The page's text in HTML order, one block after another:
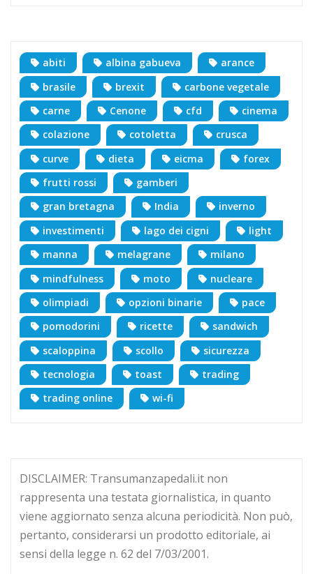
abiti albina gabueva
arance
brasile
brexit
carbone vegetale
carne
Cenone cfd
cinema
colazione
cotoletta
crusca
curve
dieta eicma
forex
frutti rossi
gamberi
gran bretagna
India
inverno
investimenti
lago dei cigni
light
manna
melagrane
milano
mindfulness
moto
nucleare
olimpiadi
opzioni binarie
pace
pomodorini
ricette
sandwich
scaloppina
scollo
sicurezza
tecnologia
toast
trading
trading online
wi-fi
DISCLAIMER: Transumanzapedali.it non
rappresenta una testata giornalistica, in quanto
viene aggiornato senza alcuna periodicità. Non può,
pertanto, considerarsi un prodotto editoriale, ai
sensi della legge n. 62 del 7/03/2001.